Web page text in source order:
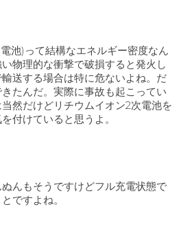
池)って結構なエネルギー密度なん
物理的な衝撃で破損すると発火し
送する場合は特に危ないよね。だ
たんだ。実際に事故も起こってい
然だけどリチウムイオン2次電池を
付けていると思うよ。
んもそうですけどフル充電状態で
ですよね。